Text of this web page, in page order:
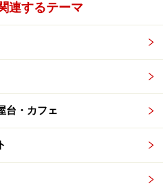
連するテーマ
台・カフェ